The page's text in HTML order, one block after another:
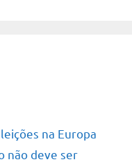
na Europa
não deve ser